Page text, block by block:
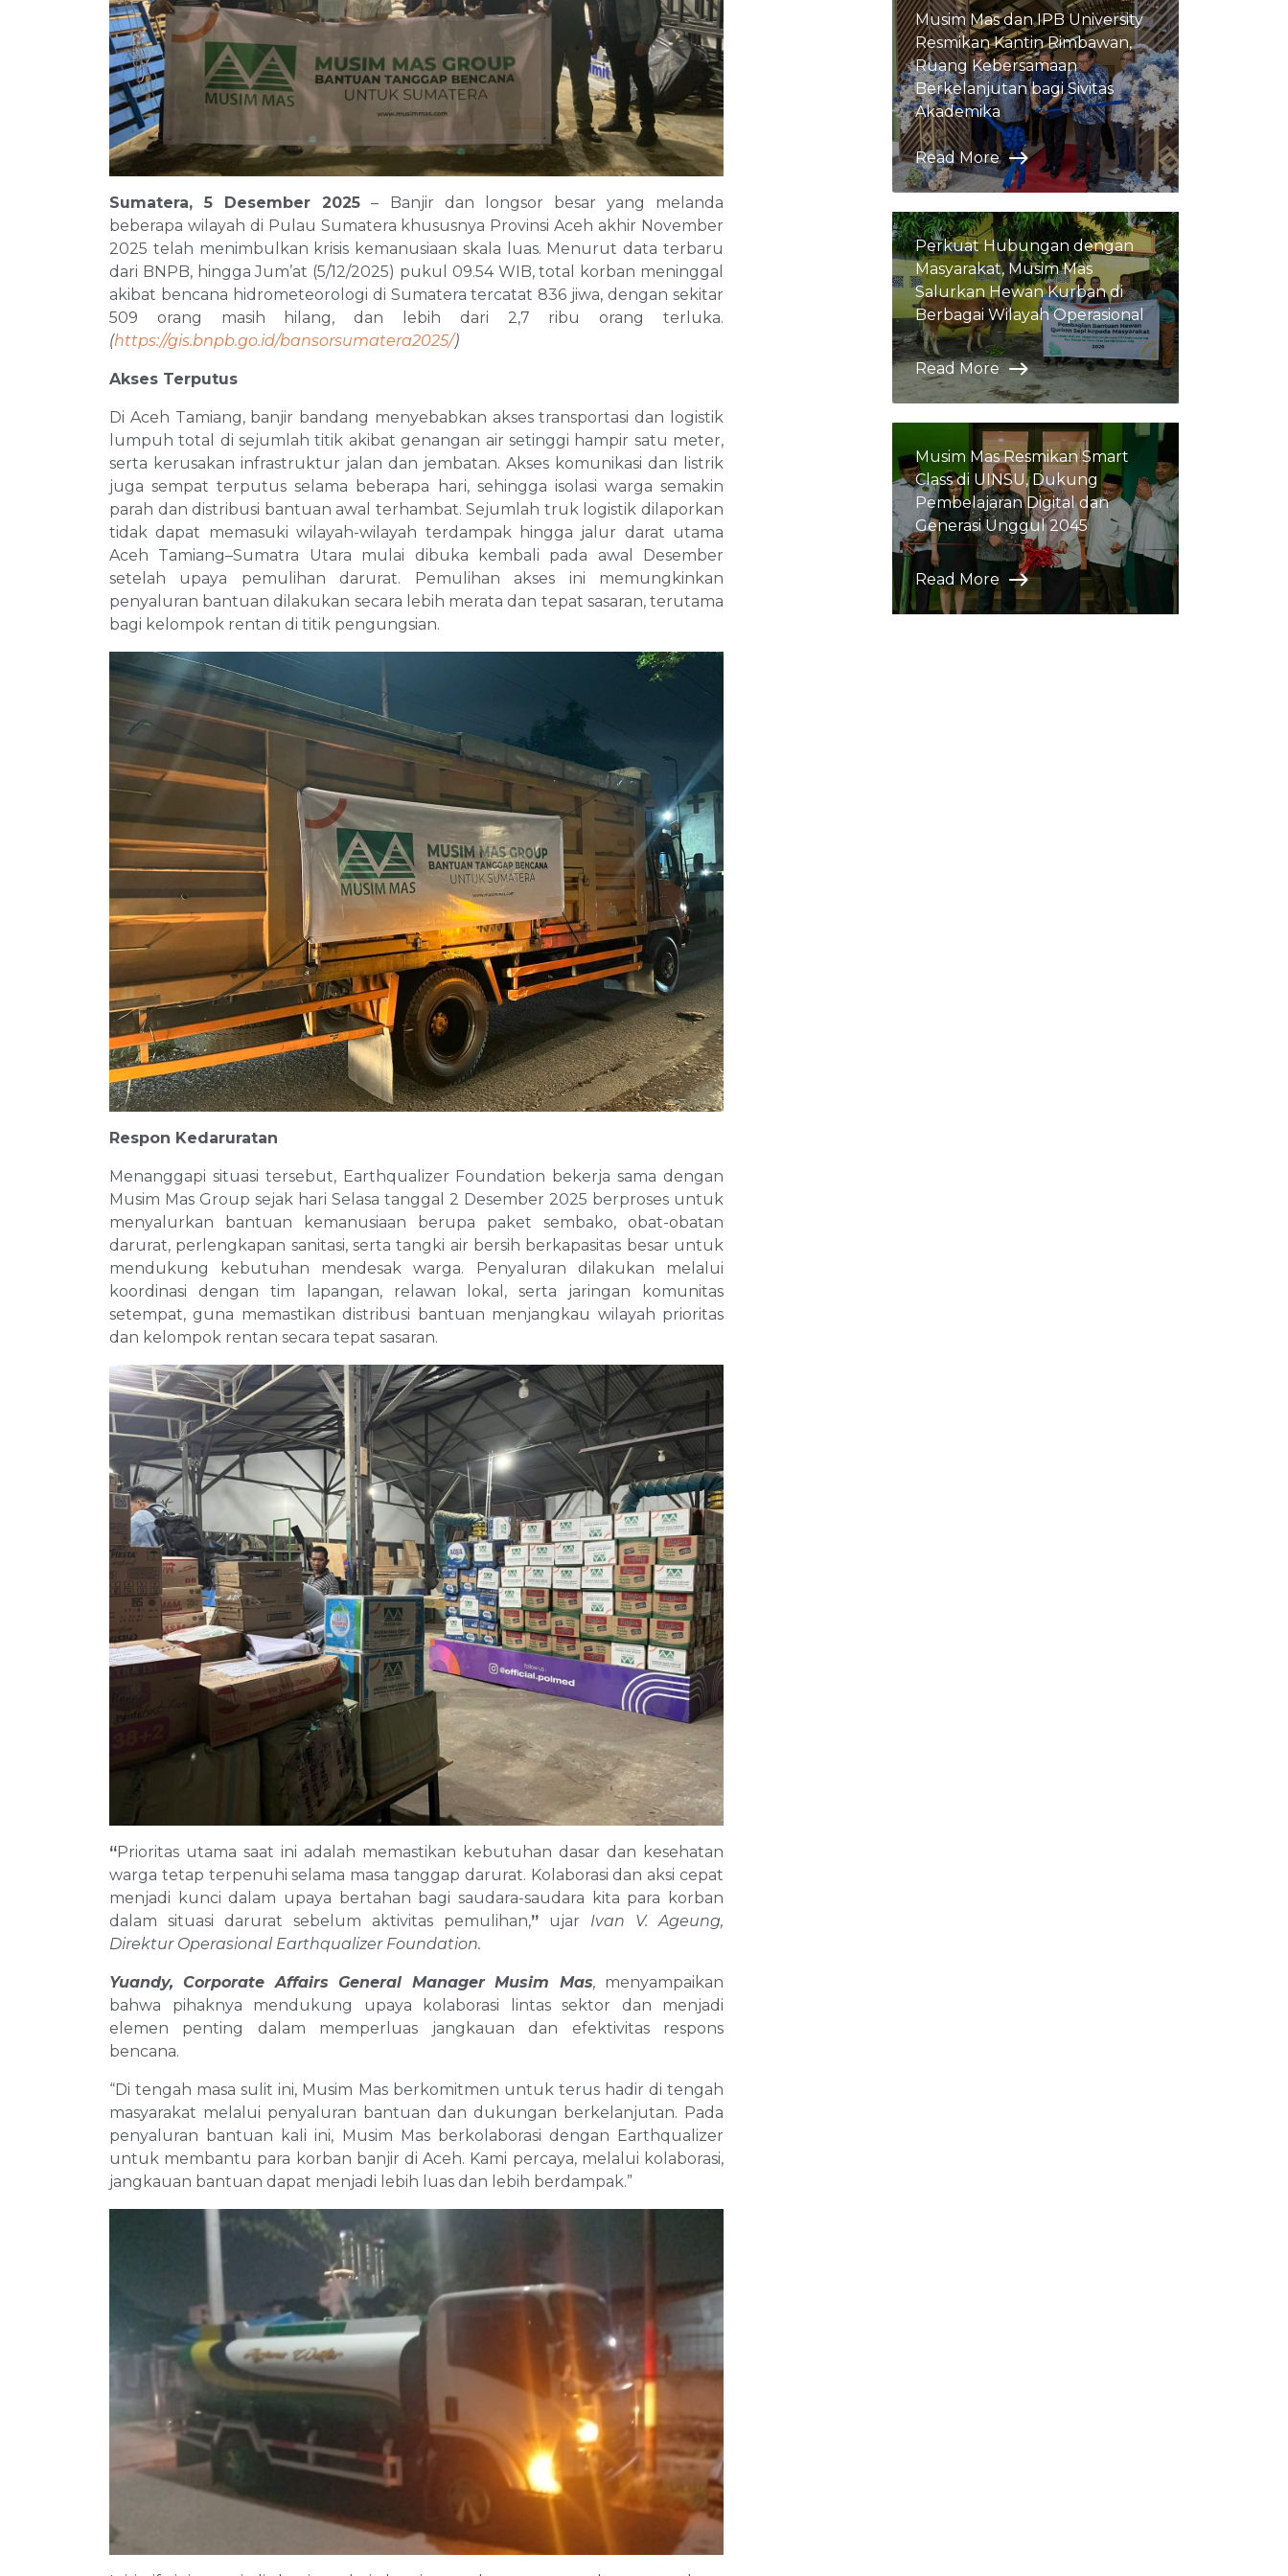
Sumatera, 5 Desember 2025 – Banjir dan longsor besar yang melanda
beberapa wilayah di Pulau Sumatera khususnya Provinsi Aceh akhir November
2025 telah menimbulkan krisis kemanusiaan skala luas. Menurut data terbaru
dari BNPB, hingga Jum’at (5/12/2025) pukul 09.54 WIB, total korban meninggal
akibat bencana hidrometeorologi di Sumatera tercatat 836 jiwa, dengan sekitar
509 orang masih hilang, dan lebih dari 2,7 ribu orang terluka.
(https://gis.bnpb.go.id/bansorsumatera2025/)
Akses Terputus
Di Aceh Tamiang, banjir bandang menyebabkan akses transportasi dan logistik
lumpuh total di sejumlah titik akibat genangan air setinggi hampir satu meter,
serta kerusakan infrastruktur jalan dan jembatan. Akses komunikasi dan listrik
juga sempat terputus selama beberapa hari, sehingga isolasi warga semakin
parah dan distribusi bantuan awal terhambat. Sejumlah truk logistik dilaporkan
tidak dapat memasuki wilayah-wilayah terdampak hingga jalur darat utama
Aceh Tamiang–Sumatra Utara mulai dibuka kembali pada awal Desember
setelah upaya pemulihan darurat. Pemulihan akses ini memungkinkan
penyaluran bantuan dilakukan secara lebih merata dan tepat sasaran, terutama
bagi kelompok rentan di titik pengungsian.
Respon Kedaruratan
Menanggapi situasi tersebut, Earthqualizer Foundation bekerja sama dengan
Musim Mas Group sejak hari Selasa tanggal 2 Desember 2025 berproses untuk
menyalurkan bantuan kemanusiaan berupa paket sembako, obat-obatan
darurat, perlengkapan sanitasi, serta tangki air bersih berkapasitas besar untuk
mendukung kebutuhan mendesak warga. Penyaluran dilakukan melalui
koordinasi dengan tim lapangan, relawan lokal, serta jaringan komunitas
setempat, guna memastikan distribusi bantuan menjangkau wilayah prioritas
dan kelompok rentan secara tepat sasaran.
“Prioritas utama saat ini adalah memastikan kebutuhan dasar dan kesehatan
warga tetap terpenuhi selama masa tanggap darurat. Kolaborasi dan aksi cepat
menjadi kunci dalam upaya bertahan bagi saudara-saudara kita para korban
dalam situasi darurat sebelum aktivitas pemulihan,” ujar Ivan V. Ageung,
Direktur Operasional Earthqualizer Foundation.
Yuandy, Corporate Affairs General Manager Musim Mas, menyampaikan
bahwa pihaknya mendukung upaya kolaborasi lintas sektor dan menjadi
elemen penting dalam memperluas jangkauan dan efektivitas respons
bencana.
“Di tengah masa sulit ini, Musim Mas berkomitmen untuk terus hadir di tengah
masyarakat melalui penyaluran bantuan dan dukungan berkelanjutan. Pada
penyaluran bantuan kali ini, Musim Mas berkolaborasi dengan Earthqualizer
untuk membantu para korban banjir di Aceh. Kami percaya, melalui kolaborasi,
jangkauan bantuan dapat menjadi lebih luas dan lebih berdampak.”
Musim Mas dan IPB University
Resmikan Kantin Rimbawan,
Ruang Kebersamaan
Berkelanjutan bagi Sivitas
Akademika
Read More
Perkuat Hubungan dengan
Masyarakat, Musim Mas
Salurkan Hewan Kurban di
Berbagai Wilayah Operasional
Read More
Musim Mas Resmikan Smart
Class di UINSU, Dukung
Pembelajaran Digital dan
Generasi Unggul 2045
Read More